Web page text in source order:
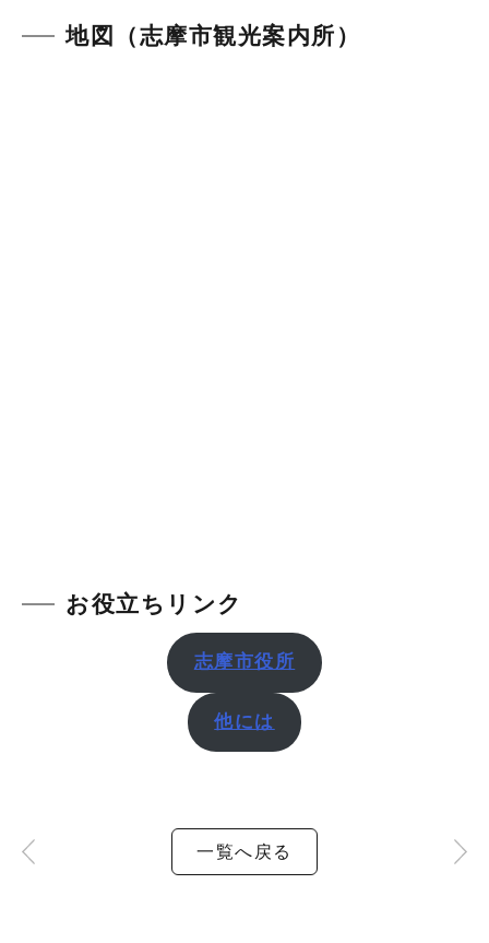
地図（志摩市観光案内所）
お役立ちリンク
志摩市役所
他には
一覧へ戻る